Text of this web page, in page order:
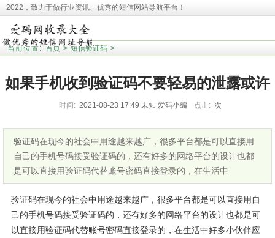
2022，致力于做行业资讯、优秀的短信网站导航平台！
本站收录相关网址皆来源于网络，欢迎广大用户反馈问题网站，本站将第一时间清
理！并且提醒大家！
当前位置:
首页 > 短信验证码 >
如果手机收到验证码不要轻易的泄露或许
时间: 2021-08-23 17:49 未知 爱码小编 点击: 次
验证码在现今的社会中用途越来越广，很多平台都是可以直接用
自己的手机号码接受验证码的，还有好多的网络平台的设计也都
是可以直接用验证码代替账号密码直接登录的，在生活中
验证码在现今的社会中用途越来越广，很多平台都是可以直接用自
己的手机号码接受验证码的，还有好多的网络平台的设计也都是可
以直接用验证码代替账号密码直接登录的，在生活中好多小伙伴应